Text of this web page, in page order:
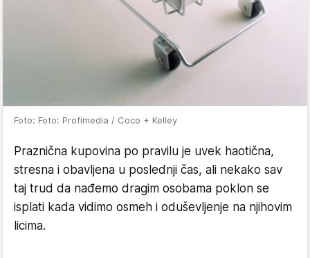
Foto: Foto: Profimedia / Coco + Kelley
Praznična kupovina po pravilu je uvek haotična,
stresna i obavljena u poslednji čas, ali nekako sav
taj trud da nađemo dragim osobama poklon se
isplati kada vidimo osmeh i oduševljenje na njihovim
licima.